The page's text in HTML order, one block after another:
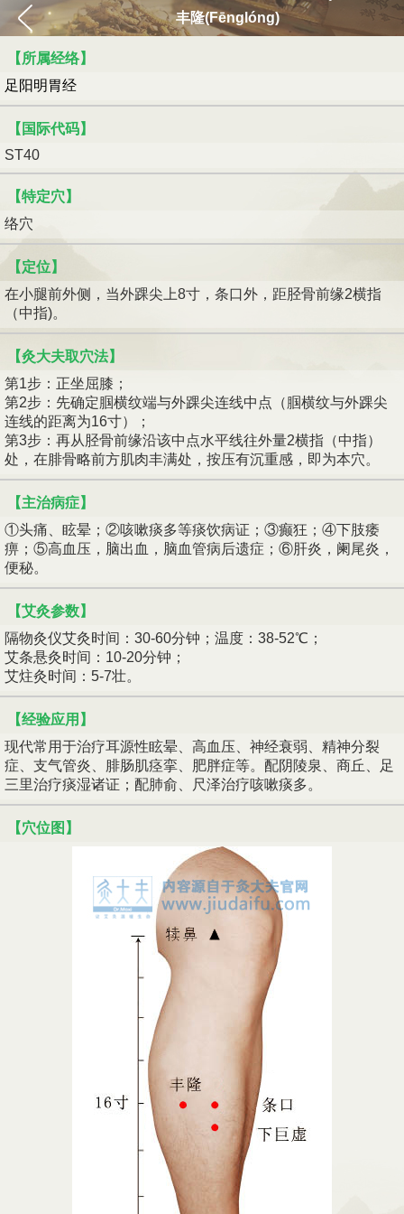
丰隆(Fēnglóng)
【所属经络】
足阳明胃经
【国际代码】
ST40
【特定穴】
络穴
【定位】
在小腿前外侧，当外踝尖上8寸，条口外，距胫骨前缘2横指
（中指)。
【灸大夫取穴法】
第1步：正坐屈膝；
第2步：先确定腘横纹端与外踝尖连线中点（腘横纹与外踝尖
连线的距离为16寸）；
第3步：再从胫骨前缘沿该中点水平线往外量2横指（中指）
处，在腓骨略前方肌肉丰满处，按压有沉重感，即为本穴。
【主治病症】
①头痛、眩晕；②咳嗽痰多等痰饮病证；③癫狂；④下肢痿
痹；⑤高血压，脑出血，脑血管病后遗症；⑥肝炎，阑尾炎，
便秘。
【艾灸参数】
隔物灸仪艾灸时间：30-60分钟；温度：38-52℃；
艾条悬灸时间：10-20分钟；
艾炷灸时间：5-7壮。
【经验应用】
现代常用于治疗耳源性眩晕、高血压、神经衰弱、精神分裂
症、支气管炎、腓肠肌痉挛、肥胖症等。配阴陵泉、商丘、足
三里治疗痰湿诸证；配肺俞、尺泽治疗咳嗽痰多。
【穴位图】